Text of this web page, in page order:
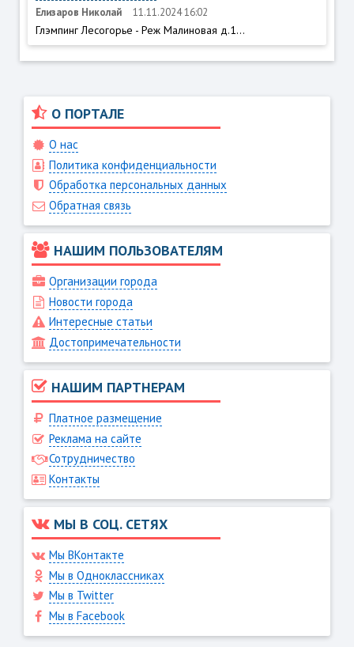
Елизаров Николай 11.11.2024 16:02
Глэмпинг Лесогорье - Реж Малиновая д.1...
О ПОРТАЛЕ
О нас
Политика конфиденциальности
Обработка персональных данных
Обратная связь
НАШИМ ПОЛЬЗОВАТЕЛЯМ
Организации города
Новости города
Интересные статьи
Достопримечательности
НАШИМ ПАРТНЕРАМ
Платное размещение
Реклама на сайте
Сотрудничество
Контакты
МЫ В СОЦ. СЕТЯХ
Мы ВКонтакте
Мы в Одноклассниках
Мы в Twitter
Мы в Facebook